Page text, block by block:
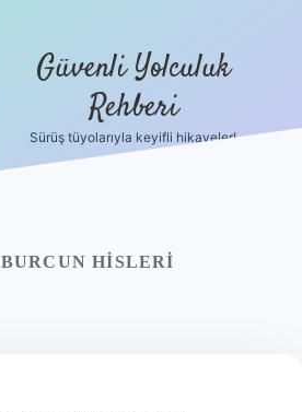
Güvenli Yolculuk
Rehberi
Sürüş tüyolarıyla keyifli hikayeler!
HISLERI